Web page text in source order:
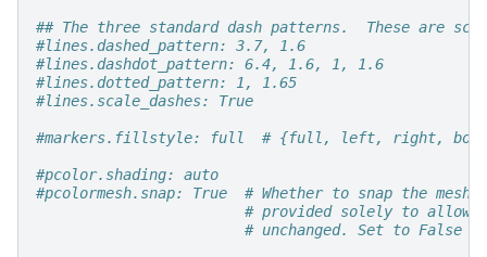
## The three standard dash patterns.  These are
#lines.dashed_pattern: 3.7, 1.6
#lines.dashdot_pattern: 6.4, 1.6, 1, 1.6
#lines.dotted_pattern: 1, 1.65
#lines.scale_dashes: True
#markers.fillstyle: full  # {full, left, right,
#pcolor.shading: auto
#pcolormesh.snap: True  # Whether to snap the
# provided solely to allow
# unchanged. Set to False